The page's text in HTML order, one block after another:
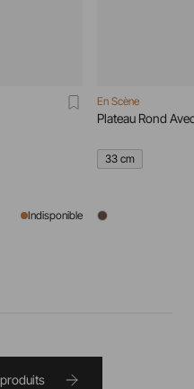
Indisponible
En Scène
Plateau Rond
33 cm